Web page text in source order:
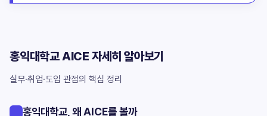
홍익대학교 AICE 자세히 알아보기
실무·취업·도입 관점의 핵심 정리
홍익대학교, 왜 AICE를 볼까